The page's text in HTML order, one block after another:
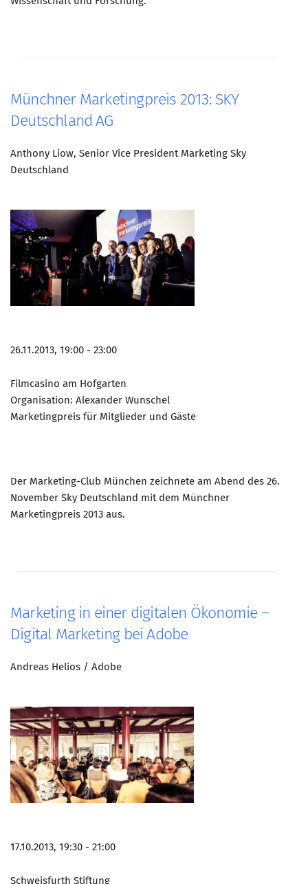
Münchner Marketingpreis 2013: SKY
Deutschland AG
Anthony Liow, Senior Vice President Marketing Sky
Deutschland
26.11.2013, 19:00 - 23:00
Filmcasino am Hofgarten
Organisation: Alexander Wunschel
Marketingpreis für Mitglieder und Gäste
Der Marketing-Club München zeichnete am Abend des 26.
November Sky Deutschland mit dem Münchner
Marketingpreis 2013 aus.
Marketing in einer digitalen Ökonomie –
Digital Marketing bei Adobe
Andreas Helios / Adobe
17.10.2013, 19:30 - 21:00
Schweisfurth Stiftung